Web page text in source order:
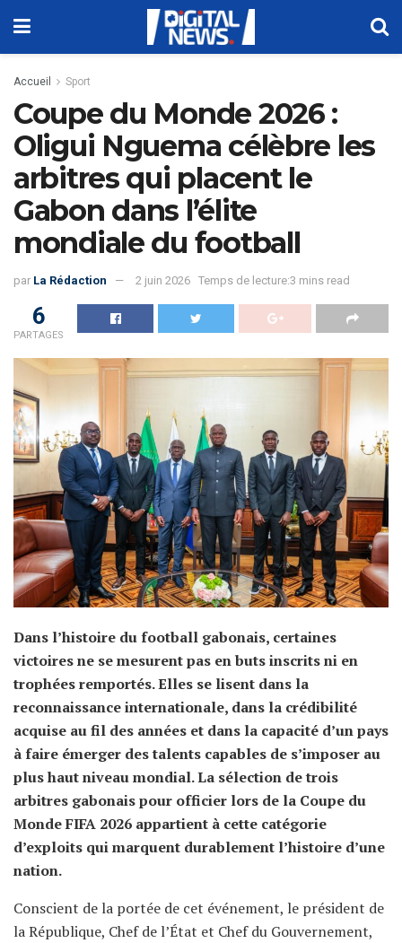
Accueil Sport
Coupe du Monde 2026 :
Oligui Nguema célèbre les
arbitres qui placent le
Gabon dans l’élite
mondiale du football
par La Rédaction 2 juin 2026 Temps de lecture:3 mins read
6
PARTAGES
Dans l’histoire du football gabonais, certaines
victoires ne se mesurent pas en buts inscrits ni en
trophées remportés. Elles se lisent dans la
reconnaissance internationale, dans la crédibilité
acquise au fil des années et dans la capacité d’un pays
à faire émerger des talents capables de s’imposer au
plus haut niveau mondial. La sélection de trois
arbitres gabonais pour officier lors de la Coupe du
Monde FIFA 2026 appartient à cette catégorie
d’exploits qui marquent durablement l’histoire d’une
nation.
Conscient de la portée de cet événement, le président de
la République, Chef de l’État et Chef du Gouvernement,